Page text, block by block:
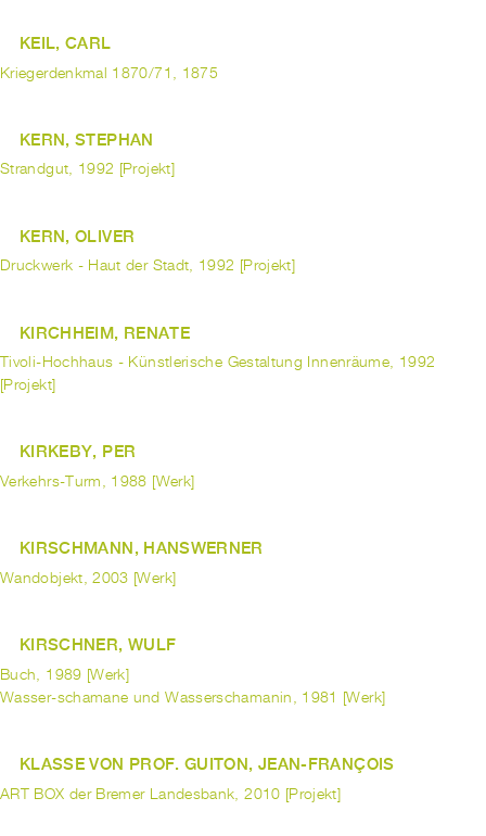
KEIL, CARL
Kriegerdenkmal 1870/71, 1875
KERN, STEPHAN
Strandgut, 1992 [Projekt]
KERN, OLIVER
Druckwerk - Haut der Stadt, 1992 [Projekt]
KIRCHHEIM, RENATE
Tivoli-Hochhaus - Künstlerische Gestaltung Innenräume, 1992
[Projekt]
KIRKEBY, PER
Verkehrs-Turm, 1988 [Werk]
KIRSCHMANN, HANSWERNER
Wandobjekt, 2003 [Werk]
KIRSCHNER, WULF
Buch, 1989 [Werk]
Wasser-schamane und Wasserschamanin, 1981 [Werk]
KLASSE VON PROF. GUITON, JEAN-FRANÇOIS
ART BOX der Bremer Landesbank, 2010 [Projekt]